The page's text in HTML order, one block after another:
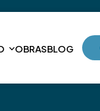
OBRASBLOG